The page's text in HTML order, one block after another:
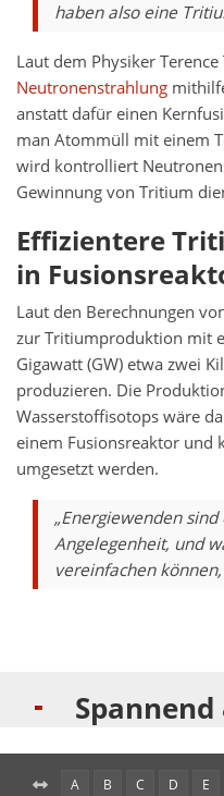
haben also eine
Laut dem Physiker
Neutronenstrahlung
anstatt dafür einen
man Atommüll mit einem
wird kontrolliert
Gewinnung von Tritium
Effizientere
in
Laut den Berechnungen
zur Tritiumproduktion mit
Gigawatt (GW) etwa zwei
produzieren. Die
Wasserstoffisotops wäre
einem Fusionsreaktor und
umgesetzt werden.
„Energiewenden
Angelegenheit, und
vereinfachen
A B C D E